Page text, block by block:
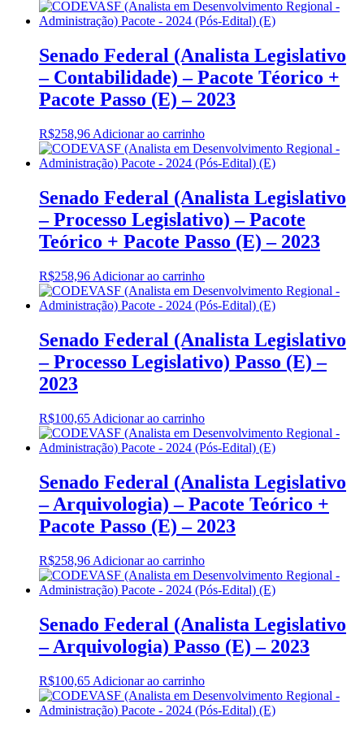
Senado Federal (Analista Legislativo
– Contabilidade) – Pacote Téorico +
Pacote Passo (E) – 2023
R$258,96 Adicionar ao carrinho
Senado Federal (Analista Legislativo
– Processo Legislativo) – Pacote
Teórico + Pacote Passo (E) – 2023
R$258,96 Adicionar ao carrinho
Senado Federal (Analista Legislativo
– Processo Legislativo) Passo (E) –
2023
R$100,65 Adicionar ao carrinho
Senado Federal (Analista Legislativo
– Arquivologia) – Pacote Teórico +
Pacote Passo (E) – 2023
R$258,96 Adicionar ao carrinho
Senado Federal (Analista Legislativo
– Arquivologia) Passo (E) – 2023
R$100,65 Adicionar ao carrinho